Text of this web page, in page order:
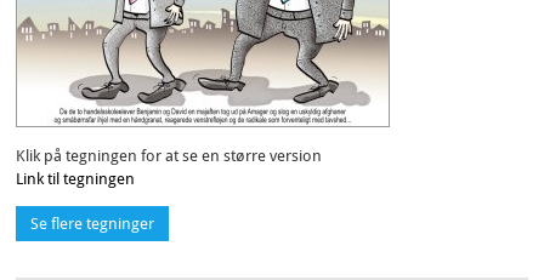
Klik på tegningen for at se en større version
Link til tegningen
Se flere tegninger